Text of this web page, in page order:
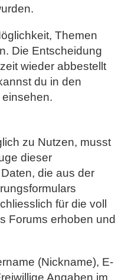
Themen
Die Entscheidung
wieder abbestellt
du in den
zu Nutzen, musst
dieser
die aus der
für die voll
Forums erhoben und
(Nickname), E-
Angaben im